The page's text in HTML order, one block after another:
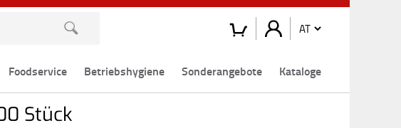
Foodservice Betriebshygiene Sonderangebote Kataloge
Stück